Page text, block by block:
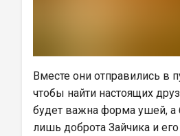
Вместе они отправились в
чтобы найти настоящих
будет важна форма ушей, а
лишь доброта Зайчика и